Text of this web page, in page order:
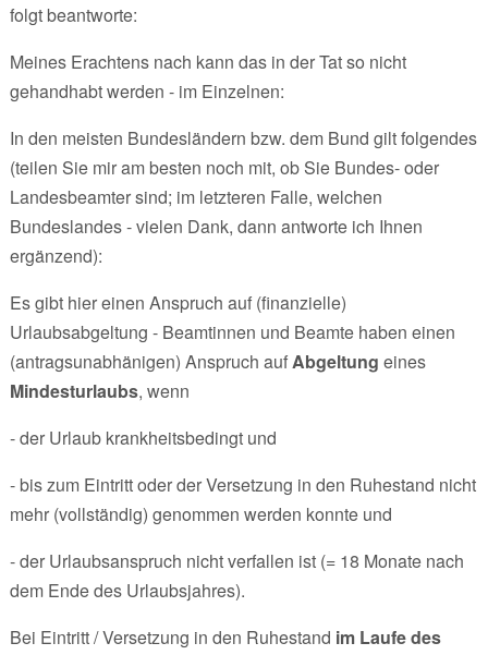
folgt beantworte:
Meines Erachtens nach kann das in der Tat so nicht
gehandhabt werden - im Einzelnen:
In den meisten Bundesländern bzw. dem Bund gilt folgendes
(teilen Sie mir am besten noch mit, ob Sie Bundes- oder
Landesbeamter sind; im letzteren Falle, welchen
Bundeslandes - vielen Dank, dann antworte ich Ihnen
ergänzend):
Es gibt hier einen Anspruch auf (finanzielle)
Urlaubsabgeltung - Beamtinnen und Beamte haben einen
(antragsunabhänigen) Anspruch aufAbgeltung eines
Mindesturlaubs, wenn
- der Urlaub krankheitsbedingt und
- bis zum Eintritt oder der Versetzung in den Ruhestand nicht
mehr (vollständig) genommen werden konnte und
- der Urlaubsanspruch nicht verfallen ist (= 18 Monate nach
dem Ende des Urlaubsjahres).
Bei Eintritt / Versetzung in den Ruhestand im Laufe des